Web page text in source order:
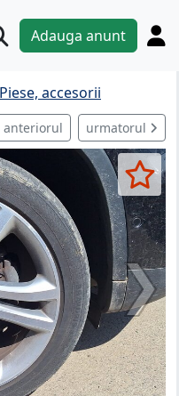
Adauga anunt
Piese, accesorii
anteriorul urmatorul